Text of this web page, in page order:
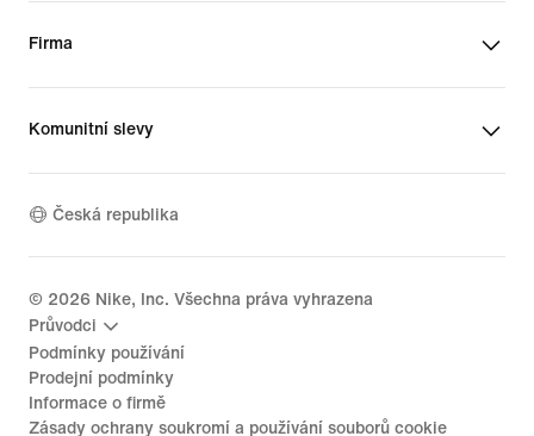
Firma
Komunitní slevy
Česká republika
© 2026 Nike, Inc. Všechna práva vyhrazena
Průvodci
Podmínky používání
Prodejní podmínky
Informace o firmě
Zásady ochrany soukromí a používání souborů cookie